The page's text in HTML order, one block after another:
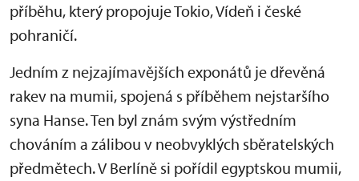
příběhu, který propojuje Tokio, Vídeň i české
pohraničí.
Jedním z nejzajímavějších exponátů je dřevěná
rakev na mumii, spojená s příběhem nejstaršího
syna Hanse. Ten byl znám svým výstředním
chováním a zálibou v neobvyklých sběratelských
předmětech. V Berlíně si pořídil egyptskou mumii,